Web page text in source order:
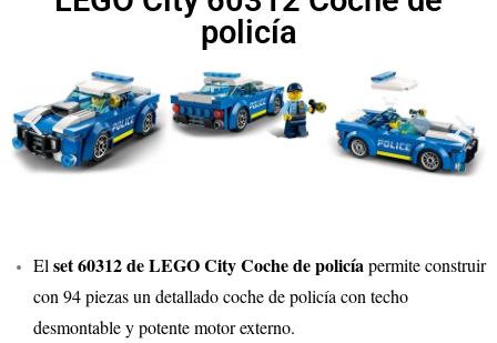
policía
El set 60312 de LEGO City Coche de policíapermite construir
con 94 piezas un detallado coche de policía con techo
desmontable y potente motor externo.